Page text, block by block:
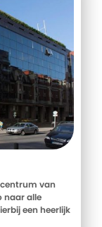
van
naar alle
een heerlijk